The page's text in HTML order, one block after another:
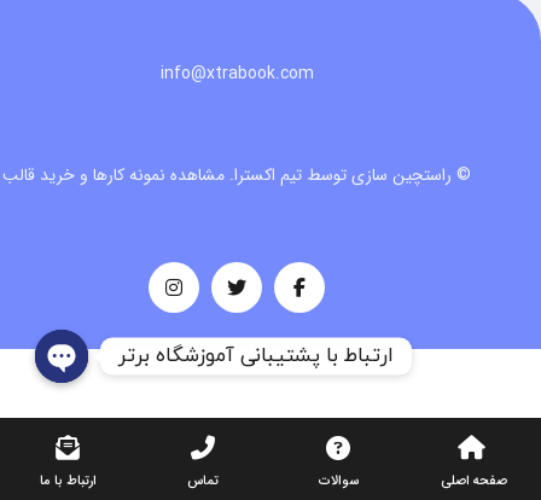
info@xtrabook.com
© راستچین سازی توسط تیم اکسترا. مشاهده نمونه کارها و خرید قالب
صفحه اصلی سوالات تماس ارتباط با ما
ارتباط با پشتیبانی آموزشگاه برتر